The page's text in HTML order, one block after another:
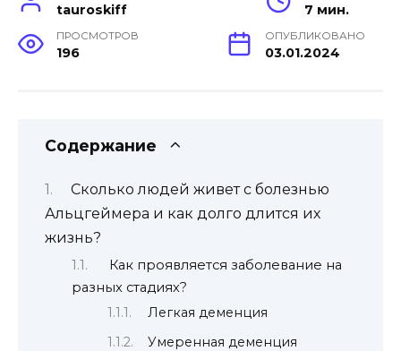
tauroskiff 7 мин.
ПРОСМОТРОВ
196
ОПУБЛИКОВАНО
03.01.2024
Содержание
Сколько людей живет с болезнью
Альцгеймера и как долго длится их
жизнь?
Как проявляется заболевание на
разных стадиях?
Легкая деменция
Умеренная деменция